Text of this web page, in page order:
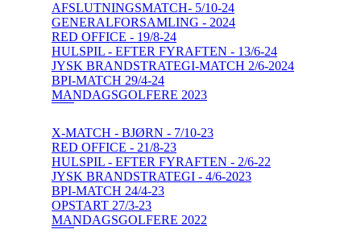
AFSLUTNINGSMATCH- 5/10-24
GENERALFORSAMLING - 2024
RED OFFICE - 19/8-24
HULSPIL - EFTER FYRAFTEN - 13/6-24
JYSK BRANDSTRATEGI-MATCH 2/6-2024
BPI-MATCH 29/4-24
MANDAGSGOLFERE 2023
X-MATCH - BJØRN - 7/10-23
RED OFFICE - 21/8-23
HULSPIL - EFTER FYRAFTEN - 2/6-22
JYSK BRANDSTRATEGI - 4/6-2023
BPI-MATCH 24/4-23
OPSTART 27/3-23
MANDAGSGOLFERE 2022